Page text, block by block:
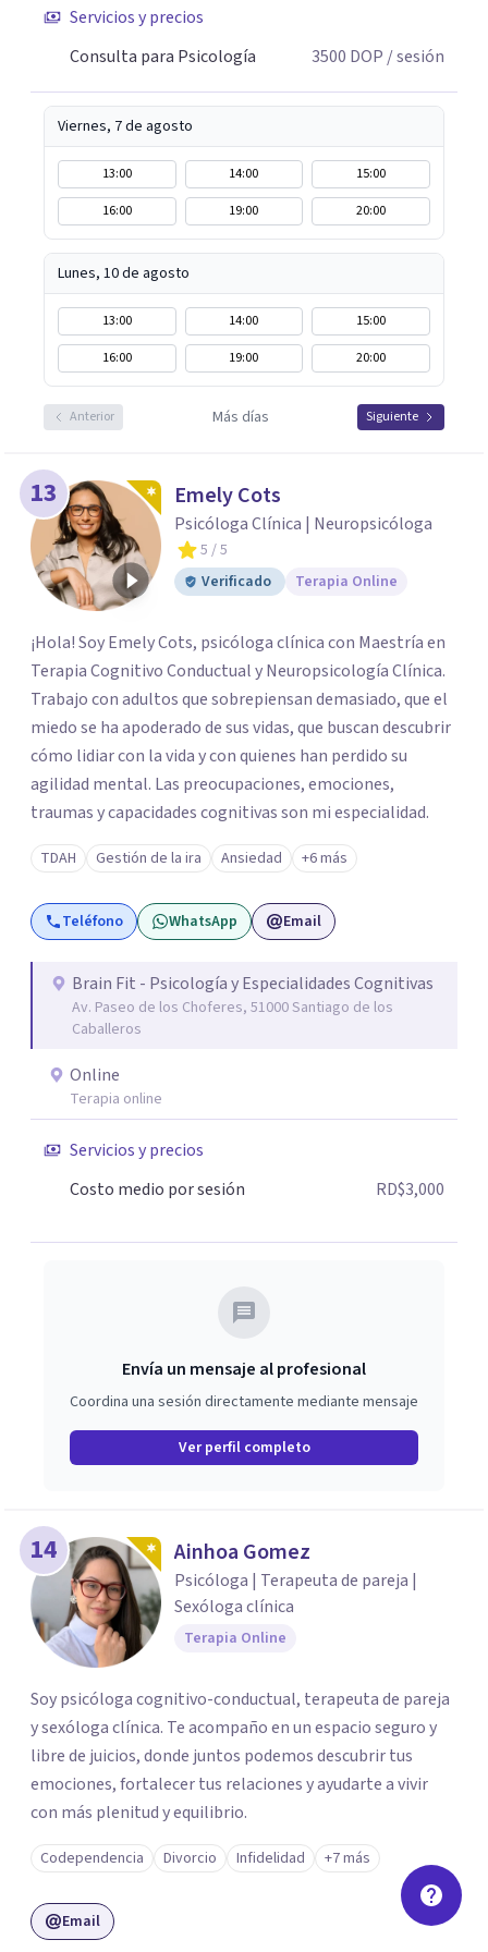
personas sin juzgarlas Mi enfoque es integrativo que
combina procesos de autoconocimiento y herramientas
terapéutico cálido, seguro y sin juicios, donde cada
persona pueda explorar su historia, sus vínculos,
emociones y sus patrones con honestidad y compasión.
Servicios y precios
Consulta para Psicología
3500 DOP / sesión
Viernes, 7 de agosto
13:00 14:00
15:00
16:00
19:00 20:00
Lunes, 10 de agosto
13:00 14:00
15:00
16:00
19:00 20:00
Anterior Más días Siguiente
13 Emely Cots
Psicóloga Clínica | Neuropsicóloga
5 / 5
Verificado
Terapia Online
¡Hola! Soy Emely Cots, psicóloga clínica con Maestría en
Terapia Cognitivo Conductual y Neuropsicología Clínica.
Trabajo con adultos que sobrepiensan demasiado, que el
miedo se ha apoderado de sus vidas, que buscan descubrir
cómo lidiar con la vida y con quienes han perdido su
agilidad mental. Las preocupaciones, emociones,
traumas y capacidades cognitivas son mi especialidad.
TDAH Gestión de la ira Ansiedad +6 más
Teléfono WhatsApp Email
Brain Fit - Psicología y Especialidades Cognitivas
Av. Paseo de los Choferes, 51000 Santiago de los
Caballeros
Online
Terapia online
Servicios y precios
Costo medio por sesión
RD$3,000
Envía un mensaje al profesional
Coordina una sesión directamente mediante mensaje
Ver perfil completo
14 Ainhoa Gomez
Psicóloga | Terapeuta de pareja |
Sexóloga clínica
Terapia Online
Soy psicóloga cognitivo-conductual, terapeuta de pareja
y sexóloga clínica. Te acompaño en un espacio seguro y
libre de juicios, donde juntos podemos descubrir tus
emociones, fortalecer tus relaciones y ayudarte a vivir
con más plenitud y equilibrio.
Codependencia Divorcio Infidelidad +7 más
Email